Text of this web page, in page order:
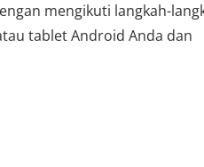
mengikuti langkah-
tablet Android Anda dan